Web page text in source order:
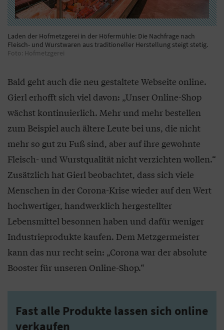
Laden der Hofmetzgerei in der Höfermühle: Die Nachfrage nach
Fleisch- und Wurstwaren aus traditioneller Herstellung steigt stetig.
Foto: Hofmetzgerei
Bald geht auch die neu gestaltete Webseite online.
Gierl erhofft sich viel davon: „Unser Online-Shop
wächst kontinuierlich. Mehr und mehr bestellen
zum Beispiel auch ältere Leute bei uns, die nicht
mehr so gut zu Fuß sind, aber auf ihre gewohnte
Fleisch- und Wurstqualität nicht verzichten wollen.“
Zusätzlich hat Gierl beobachtet, dass sich viele
Menschen in der Corona-Krise wieder auf den Wert
hochwertiger, handwerklich hergestellter
Lebensmittel besonnen haben und dafür weniger
Industrieprodukte kaufen. Dem Metzgermeister
kann das nur recht sein: „Corona war der absolute
Booster für unseren Online-Shop.“
Fast alle Produkte lassen sich online
verkaufen